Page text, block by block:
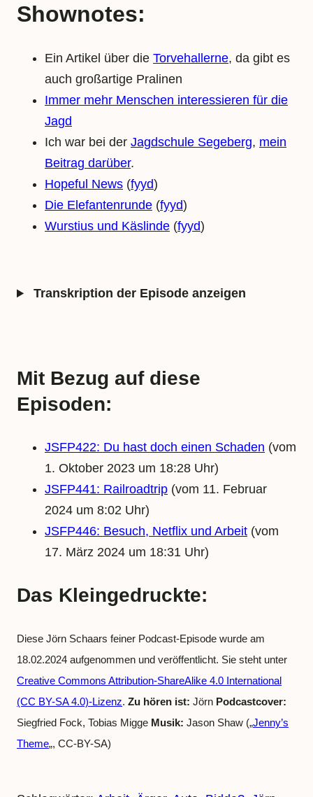
Shownotes:
Ein Artikel über die Torvehallerne, da gibt es
auch großartige Pralinen
Immer mehr Menschen interessieren für die
Jagd
Ich war bei der Jagdschule Segeberg, mein
Beitrag darüber.
Hopeful News (fyyd)
Die Elefantenrunde (fyyd)
Wurstius und Käslinde (fyyd)
Transkription der Episode anzeigen
Mit Bezug auf diese
Episoden:
JSFP422: Du hast doch einen Schaden (vom
1. Oktober 2023 um 18:28 Uhr)
JSFP441: Railroadtrip (vom 11. Februar
2024 um 8:02 Uhr)
JSFP446: Besuch, Netflix und Arbeit (vom
17. März 2024 um 18:31 Uhr)
Das Kleingedruckte:
Diese Jörn Schaars feiner Podcast-Episode wurde am
18.02.2024 aufgenommen und veröffentlicht. Sie steht unter
Creative Commons Attribution-ShareAlike 4.0 International
(CC BY-SA 4.0)-Lizenz. Zu hören ist: Jörn Podcastcover:
Siegfried Fock, Tobias Migge Musik: Jason Shaw („Jenny’s
Theme„, CC-BY-SA)